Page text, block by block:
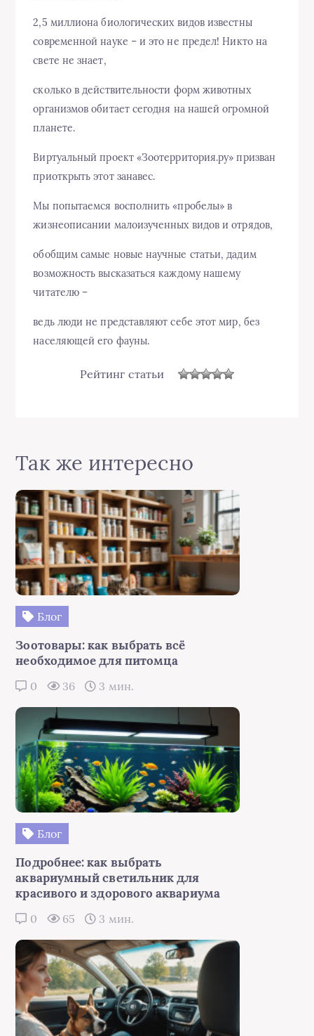
2,5 миллиона биологических видов известны
современной науке – и это не предел! Никто на
свете не знает,
сколько в действительности форм животных
организмов обитает сегодня на нашей огромной
планете.
Виртуальный проект «Зоотерритория.ру» призван
приоткрыть этот занавес.
Мы попытаемся восполнить «пробелы» в
жизнеописании малоизученных видов и отрядов,
обобщим самые новые научные статьи, дадим
возможность высказаться каждому нашему
читателю –
ведь люди не представляют себе этот мир, без
населяющей его фауны.
Рейтинг статьи
Так же интересно
Блог
Зоотовары: как выбрать всё
необходимое для питомца
0 36 3 мин.
Блог
Подробнее: как выбрать
аквариумный светильник для
красивого и здорового аквариума
0 65 3 мин.